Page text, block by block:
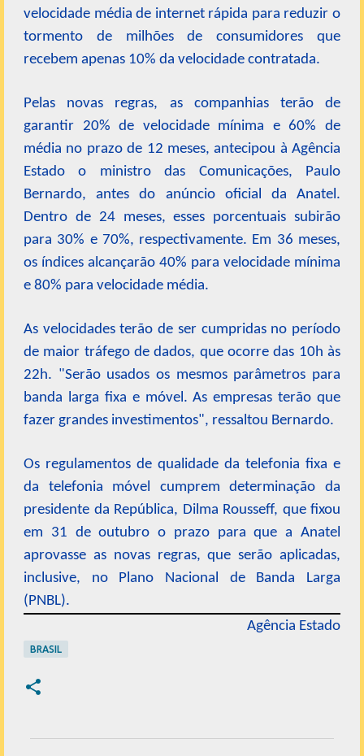
velocidade média de internet rápida para reduzir o
tormento de milhões de consumidores que
recebem apenas 10% da velocidade contratada.
Pelas novas regras, as companhias terão de
garantir 20% de velocidade mínima e 60% de
média no prazo de 12 meses, antecipou à Agência
Estado o ministro das Comunicações, Paulo
Bernardo, antes do anúncio oficial da Anatel.
Dentro de 24 meses, esses porcentuais subirão
para 30% e 70%, respectivamente. Em 36 meses,
os índices alcançarão 40% para velocidade mínima
e 80% para velocidade média.
As velocidades terão de ser cumpridas no período
de maior tráfego de dados, que ocorre das 10h às
22h. "Serão usados os mesmos parâmetros para
banda larga fixa e móvel. As empresas terão que
fazer grandes investimentos", ressaltou Bernardo.
Os regulamentos de qualidade da telefonia fixa e
da telefonia móvel cumprem determinação da
presidente da República, Dilma Rousseff, que fixou
em 31 de outubro o prazo para que a Anatel
aprovasse as novas regras, que serão aplicadas,
inclusive, no Plano Nacional de Banda Larga
(PNBL).
Agência Estado
BRASIL